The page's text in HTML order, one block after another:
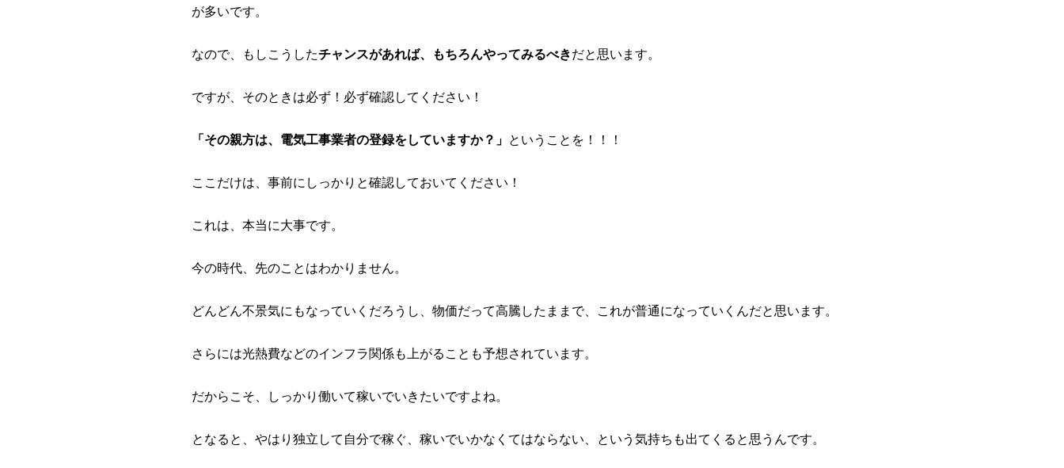
が多いです。
なので、もしこうしたチャンスがあれば、もちろんやってみるべきだと思います。
ですが、そのときは必ず！必ず確認してください！
「その親方は、 電気工事業者の登録をしていますか？ 」 ということを！！！
ここだけは、事前にしっかりと確認しておいてください！
これは、本当に大事です。
今の時代、先のことはわかりません。
どんどん不景気にもなっていくだろうし、物価だって高騰したままで、これが普通になっていくんだと思います。
さらには光熱費などのインフラ関係も上がることも予想されています。
だからこそ、しっかり働いて稼いでいきたいですよね。
となると、やはり独立して自分で稼ぐ、稼いでいかなくてはならない、という気持ちも出てくると思うんです。